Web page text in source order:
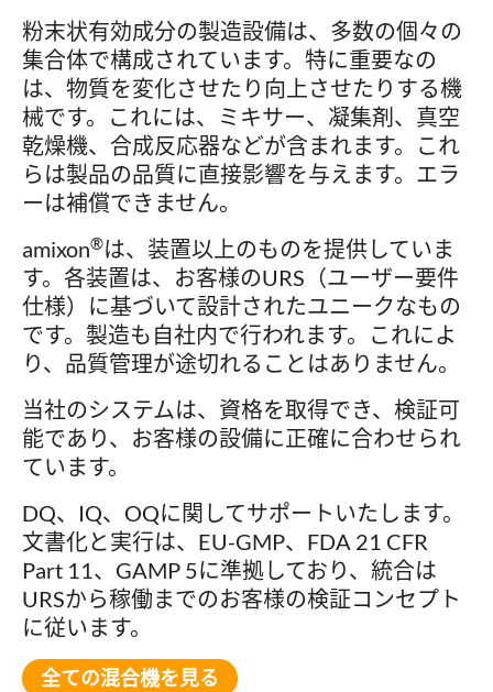
粉末状有効成分の製造設備は、多数の個々の
集合体で構成されています。特に重要なの
は、物質を変化させたり向上させたりする機
械です。これには、ミキサー、凝集剤、真空
乾燥機、合成反応器などが含まれます。これ
らは製品の品質に直接影響を与えます。エラ
ーは補償できません。
amixon®は、装置以上のものを提供していま
す。各装置は、お客様のURS（ユーザー要件
仕様）に基づいて設計されたユニークなもの
です。製造も自社内で行われます。これによ
り、品質管理が途切れることはありません。
当社のシステムは、資格を取得でき、検証可
能であり、お客様の設備に正確に合わせられ
ています。
DQ、IQ、OQに関してサポートいたします。
文書化と実行は、EU-GMP、FDA 21 CFR
Part 11、GAMP 5に準拠しており、統合は
URSから稼働までのお客様の検証コンセプト
に従います。
全ての混合機を見る